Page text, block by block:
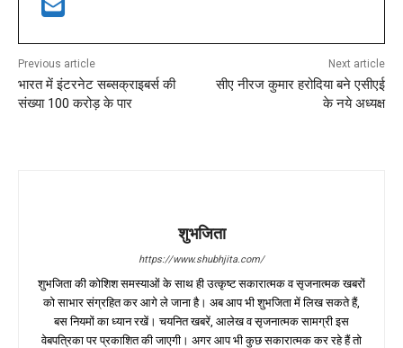
Previous article
भारत में इंटरनेट सब्सक्राइबर्स की
संख्या 100 करोड़ के पार
Next article
सीए नीरज कुमार हरोदिया बने एसीएई
के नये अध्यक्ष
शुभजिता
https://www.shubhjita.com/
शुभजिता की कोशिश समस्याओं के साथ ही उत्कृष्ट सकारात्मक व सृजनात्मक खबरों
को साभार संग्रहित कर आगे ले जाना है। अब आप भी शुभजिता में लिख सकते हैं,
बस नियमों का ध्यान रखें। चयनित खबरें, आलेख व सृजनात्मक सामग्री इस
वेबपत्रिका पर प्रकाशित की जाएगी। अगर आप भी कुछ सकारात्मक कर रहे हैं तो